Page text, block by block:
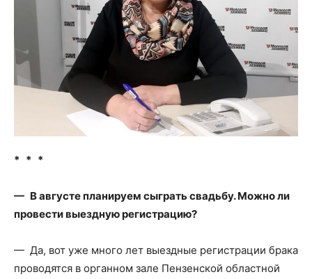
* * *
— В августе планируем сыграть свадьбу. Можно ли
провести выездную регистрацию?
— Да, вот уже много лет выездные регистрации брака
проводятся в органном зале Пензенской областной